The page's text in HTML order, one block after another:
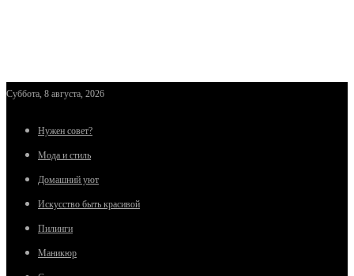
Суббота, 8 августа, 2026
Нужен совет?
Мода и стиль
Домашний уют
Искусство быть красивой
Пилинги
Маникюр